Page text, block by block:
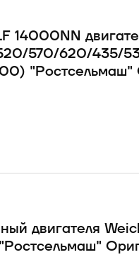
14000NN
570/620/435/
"Ростсельмаш"
двигателя